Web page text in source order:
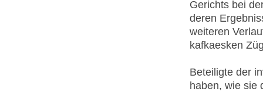
Gerichts bei
deren
weiteren
kafkaesken
Beteiligte der
haben, wie sie